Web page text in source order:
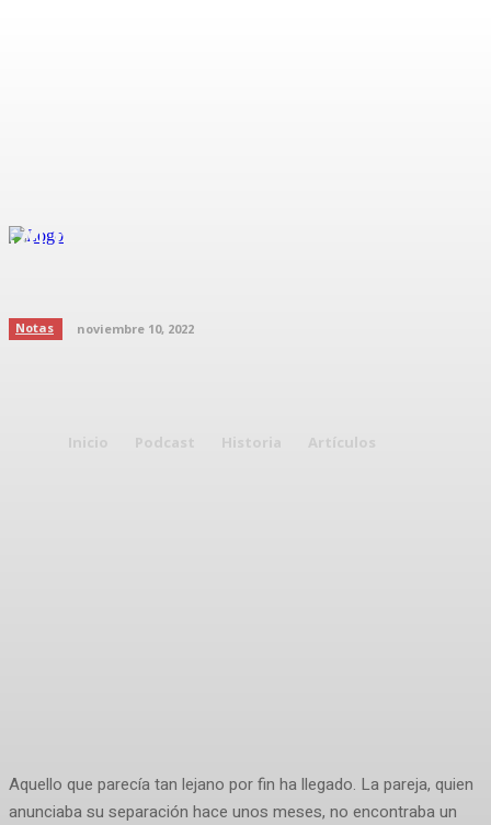
Inicio Podcast Historia Artículos
¡Al fin terminó la guerra!, Piqué y
Notas noviembre 10, 2022
Aquello que parecía tan lejano por fin ha llegado. La pareja, quien
anunciaba su separación hace unos meses, no encontraba un